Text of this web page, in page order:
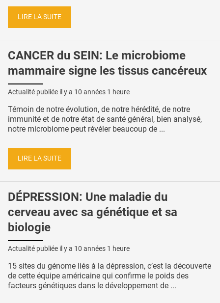
LIRE LA SUITE
CANCER du SEIN: Le microbiome
mammaire signe les tissus cancéreux
Actualité publiée il y a 10 années 1 heure
Témoin de notre évolution, de notre hérédité, de notre
immunité et de notre état de santé général, bien analysé,
notre microbiome peut révéler beaucoup de ...
LIRE LA SUITE
DÉPRESSION: Une maladie du
cerveau avec sa génétique et sa
biologie
Actualité publiée il y a 10 années 1 heure
15 sites du génome liés à la dépression, c’est la découverte
de cette équipe américaine qui confirme le poids des
facteurs génétiques dans le développement de ...